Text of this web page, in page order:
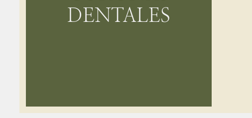
DENTALES